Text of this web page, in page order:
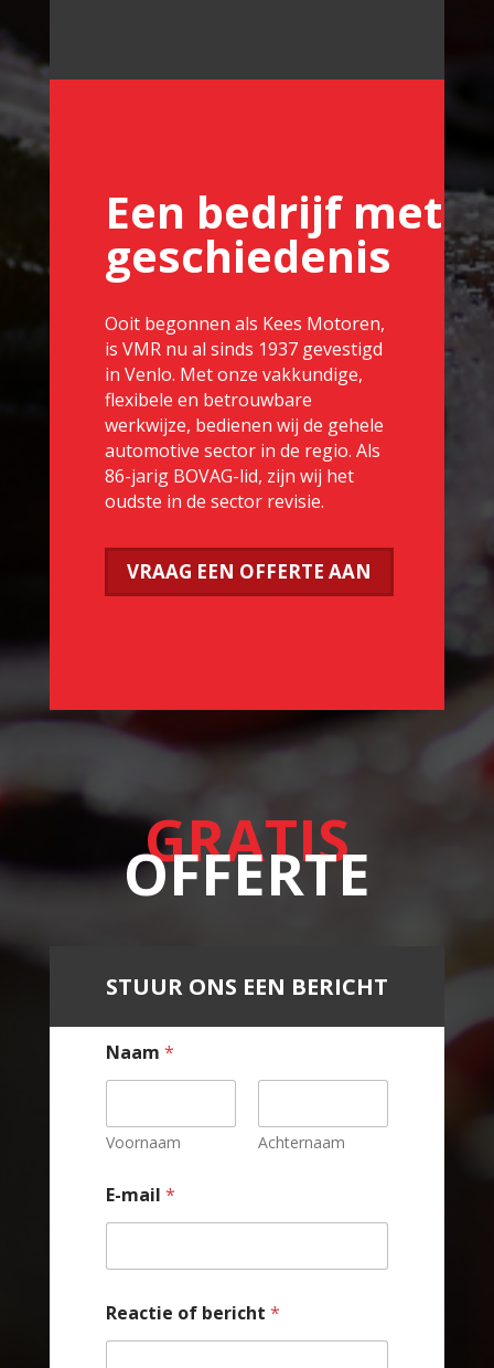
Een bedrijf met
geschiedenis
Ooit begonnen als Kees Motoren,
is VMR nu al sinds 1937 gevestigd
in Venlo. Met onze vakkundige,
flexibele en betrouwbare
werkwijze, bedienen wij de gehele
automotive sector in de regio. Als
86-jarig BOVAG-lid, zijn wij het
oudste in de sector revisie.
VRAAG EEN OFFERTE AAN
GRATIS
OFFERTE
STUUR ONS EEN BERICHT
Naam *
Voornaam Achternaam
E-mail *
Reactie of bericht *